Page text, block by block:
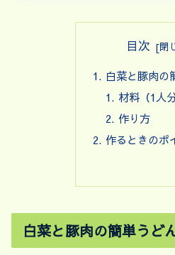
目次
白菜と豚肉の
材料（1人分
作り方
作るときのポ
白菜と豚肉の簡単うど